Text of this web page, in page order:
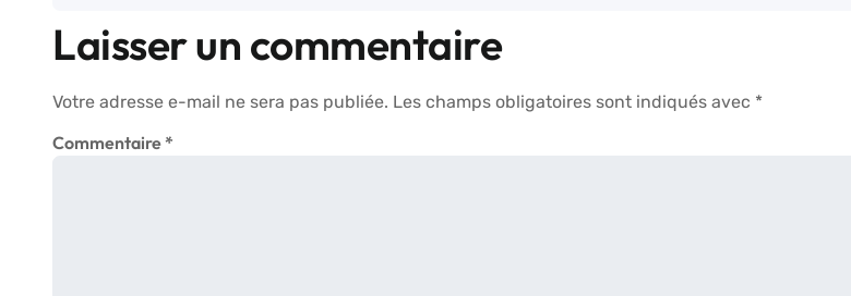
Laisser un commentaire
Votre adresse e-mail ne sera pas publiée. Les champs obligatoires sont indiqués avec *
Commentaire*